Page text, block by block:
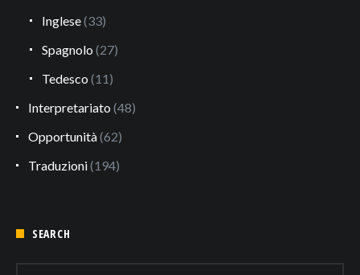
Inglese(33)
Spagnolo (27)
Tedesco (11)
Interpretariato (48)
Opportunità(62)
Traduzioni(194)
SEARCH